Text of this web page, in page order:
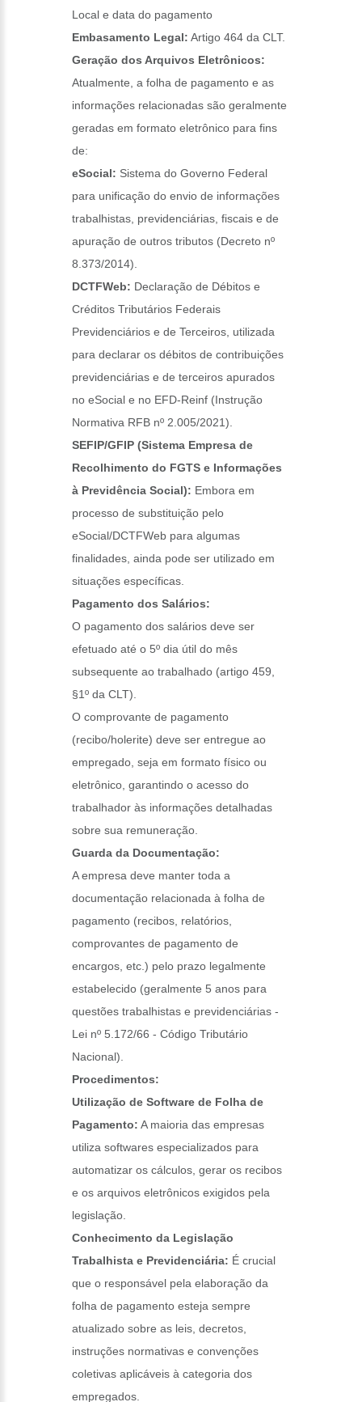
Local e data do pagamento
Embasamento Legal: Artigo 464 da CLT.
Geração dos Arquivos Eletrônicos:
Atualmente, a folha de pagamento e as
informações relacionadas são geralmente
geradas em formato eletrônico para fins
de:
eSocial: Sistema do Governo Federal
para unificação do envio de informações
trabalhistas, previdenciárias, fiscais e de
apuração de outros tributos (Decreto nº
8.373/2014).
DCTFWeb: Declaração de Débitos e
Créditos Tributários Federais
Previdenciários e de Terceiros, utilizada
para declarar os débitos de contribuições
previdenciárias e de terceiros apurados
no eSocial e no EFD-Reinf (Instrução
Normativa RFB nº 2.005/2021).
SEFIP/GFIP (Sistema Empresa de
Recolhimento do FGTS e Informações
à Previdência Social): Embora em
processo de substituição pelo
eSocial/DCTFWeb para algumas
finalidades, ainda pode ser utilizado em
situações específicas.
Pagamento dos Salários:
O pagamento dos salários deve ser
efetuado até o 5º dia útil do mês
subsequente ao trabalhado (artigo 459,
§1º da CLT).
O comprovante de pagamento
(recibo/holerite) deve ser entregue ao
empregado, seja em formato físico ou
eletrônico, garantindo o acesso do
trabalhador às informações detalhadas
sobre sua remuneração.
Guarda da Documentação:
A empresa deve manter toda a
documentação relacionada à folha de
pagamento (recibos, relatórios,
comprovantes de pagamento de
encargos, etc.) pelo prazo legalmente
estabelecido (geralmente 5 anos para
questões trabalhistas e previdenciárias -
Lei nº 5.172/66 - Código Tributário
Nacional).
Procedimentos:
Utilização de Software de Folha de
Pagamento: A maioria das empresas
utiliza softwares especializados para
automatizar os cálculos, gerar os recibos
e os arquivos eletrônicos exigidos pela
legislação.
Conhecimento da Legislação
Trabalhista e Previdenciária: É crucial
que o responsável pela elaboração da
folha de pagamento esteja sempre
atualizado sobre as leis, decretos,
instruções normativas e convenções
coletivas aplicáveis à categoria dos
empregados.